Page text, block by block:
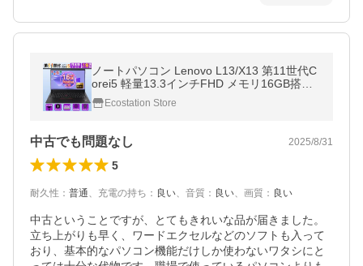
ノートパソコン Lenovo L13/X13 第11世代C
orei5 軽量13.3インチFHD メモリ16GB搭載
中古パソコン Windows11 MS office2024 HD
MI type-c WIFI 中古ノートパソコン
Ecostation Store
中古でも問題なし 2025/8/31
5
耐久性 ： 普通、 充電の持ち ： 良い、 音質 ： 良い、 画質 ： 良い
中古ということですが、とてもきれいな品が届きました。
立ち上がりも早く、ワードエクセルなどのソフトも入って
おり、基本的なパソコン機能だけしか使わないワタシにと